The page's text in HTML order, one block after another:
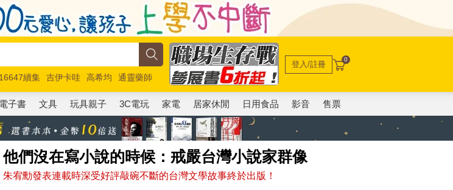
16647續集 吉伊卡哇 高希均
通靈藥師
總動員5 超慢跑
登入/註冊 0
電子書 文具 玩具親子 3C電玩 家電 居家休閒 日用食品 影音 售票
他們沒在寫小說的時候：戒嚴台灣小說家群像
朱宥勳發表連載時深受好評敲碗不斷的台灣文學故事終於出版！